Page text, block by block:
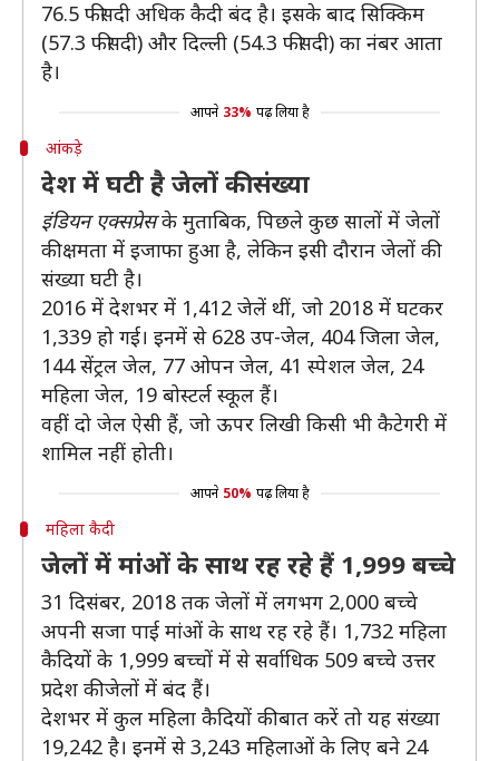
76.5 फीसदी अधिक कैदी बंद है। इसके बाद सिक्किम
(57.3 फीसदी) और दिल्ली (54.3 फीसदी) का नंबर आता
है।
आपने 33% पढ़ लिया है
आंकड़े
देश में घटी है जेलों की संख्या
इंडियन एक्सप्रेसके मुताबिक, पिछले कुछ सालों में जेलों
की क्षमता में इजाफा हुआ है, लेकिन इसी दौरान जेलों की
संख्या घटी है।
2016 में देशभर में 1,412 जेलें थीं, जो 2018 में घटकर
1,339 हो गई। इनमें से 628 उप-जेल, 404 जिला जेल,
144 सेंट्रल जेल, 77 ओपन जेल, 41 स्पेशल जेल, 24
महिला जेल, 19 बोस्टर्ल स्कूल हैं।
वहीं दो जेल ऐसी हैं, जो ऊपर लिखी किसी भी कैटेगरी में
शामिल नहीं होती।
आपने 50% पढ़ लिया है
महिला कैदी
जेलों में मांओं के साथ रह रहे हैं 1,999 बच्चे
31 दिसंबर, 2018 तक जेलों में लगभग 2,000 बच्चे
अपनी सजा पाई मांओं के साथ रह रहे हैं। 1,732 महिला
कैदियों के 1,999 बच्चों में से सर्वाधिक 509 बच्चे उत्तर
प्रदेश की जेलों में बंद हैं।
देशभर में कुल महिला कैदियों की बात करें तो यह संख्या
19,242 है। इनमें से 3,243 महिलाओं के लिए बने 24